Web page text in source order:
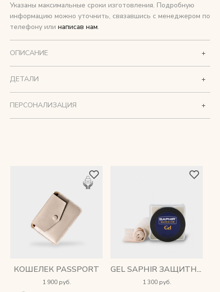
Мы в соцсетях:
+ 7 (812) 748-24-46 ENG
Указаны максимальные сроки изготовления. Подробную
информацию можно уточнить, связавшись с менеджером по
телефону или написав нам.
ОПИСАНИЕ
ДЕТАЛИ
ПЕРСОНАЛИЗАЦИЯ
КОШЕЛЕК PASSPORT
1 900 руб.
GEL SAPHIR ЗАЩИТНЫЙ КРЕМ
1 300 руб.